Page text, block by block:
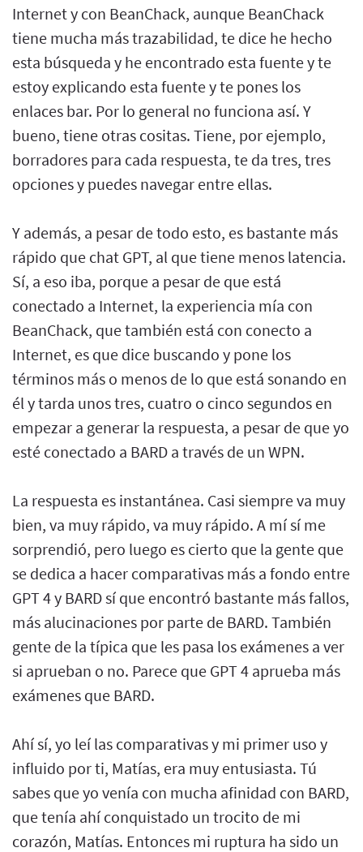
Internet y con BeanChack, aunque BeanChack
tiene mucha más trazabilidad, te dice he hecho
esta búsqueda y he encontrado esta fuente y te
estoy explicando esta fuente y te pones los
enlaces bar. Por lo general no funciona así. Y
bueno, tiene otras cositas. Tiene, por ejemplo,
borradores para cada respuesta, te da tres, tres
opciones y puedes navegar entre ellas.
Y además, a pesar de todo esto, es bastante más
rápido que chat GPT, al que tiene menos latencia.
Sí, a eso iba, porque a pesar de que está
conectado a Internet, la experiencia mía con
BeanChack, que también está con conecto a
Internet, es que dice buscando y pone los
términos más o menos de lo que está sonando en
él y tarda unos tres, cuatro o cinco segundos en
empezar a generar la respuesta, a pesar de que yo
esté conectado a BARD a través de un WPN.
La respuesta es instantánea. Casi siempre va muy
bien, va muy rápido, va muy rápido. A mí sí me
sorprendió, pero luego es cierto que la gente que
se dedica a hacer comparativas más a fondo entre
GPT 4 y BARD sí que encontró bastante más fallos,
más alucinaciones por parte de BARD. También
gente de la típica que les pasa los exámenes a ver
si aprueban o no. Parece que GPT 4 aprueba más
exámenes que BARD.
Ahí sí, yo leí las comparativas y mi primer uso y
influido por ti, Matías, era muy entusiasta. Tú
sabes que yo venía con mucha afinidad con BARD,
que tenía ahí conquistado un trocito de mi
corazón, Matías. Entonces mi ruptura ha sido un